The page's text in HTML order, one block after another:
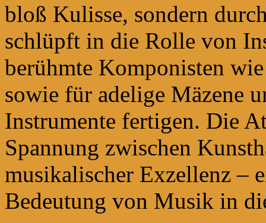
bloß Kulisse, sondern
schlüpft in die Rolle von
berühmte Komponisten
sowie für adelige Mäzene
Instrumente fertigen. Die
Spannung zwischen
musikalischer Exzellenz –
Bedeutung von Musik in